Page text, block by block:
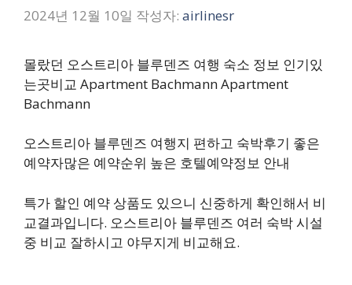
2024년 12월 10일 작성자: airlinesr
몰랐던 오스트리아 블루덴즈 여행 숙소 정보 인기있
는곳비교 Apartment Bachmann Apartment
Bachmann
오스트리아 블루덴즈 여행지 편하고 숙박후기 좋은
예약자많은 예약순위 높은 호텔예약정보 안내
특가 할인 예약 상품도 있으니 신중하게 확인해서 비
교결과입니다. 오스트리아 블루덴즈 여러 숙박 시설
중 비교 잘하시고 야무지게 비교해요.